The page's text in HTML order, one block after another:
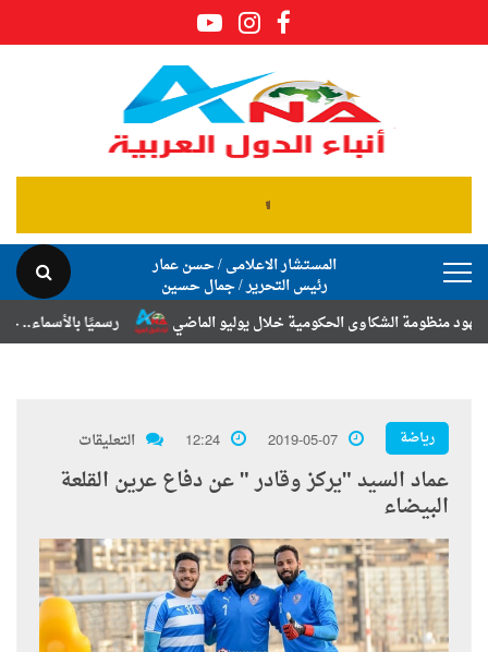
المستشار الاعلامى / حسن عمار
رئيس التحرير / جمال حسين
رسميًا بالأسماء.. حركة
الشكاوى الحكومية خلال يوليو الماضي
رياضة 2019-05-07
12:24 التعليقات
عماد السيد "يركز وقادر " عن دفاع عرين القلعة
البيضاء